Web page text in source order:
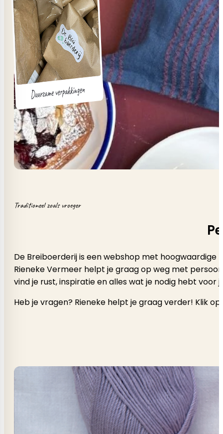
Traditioneel zoals vroeger
De Breiboerderij is een webshop met
Rieneke Vermeer helpt je graag op weg met
vind je rust, inspiratie en alles wat je nodig hebt voor
Heb je vragen? Rieneke helpt je graag verder! Klik